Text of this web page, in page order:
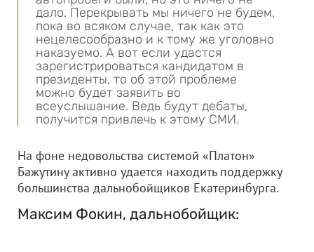
дало. Перекрывать мы ничего не будем,
пока во всяком случае, так как это
нецелесообразно и к тому же уголовно
наказуемо. А вот если удастся
зарегистрироваться кандидатом в
президенты, то об этой проблеме
можно будет заявить во
всеуслышание. Ведь будут дебаты,
получится привлечь к этому СМИ.
На фоне недовольства системой «Платон»
Бажутину активно удается находить поддержку
большинства дальнобойщиков Екатеринбурга.
Максим Фокин, дальнобойщик: